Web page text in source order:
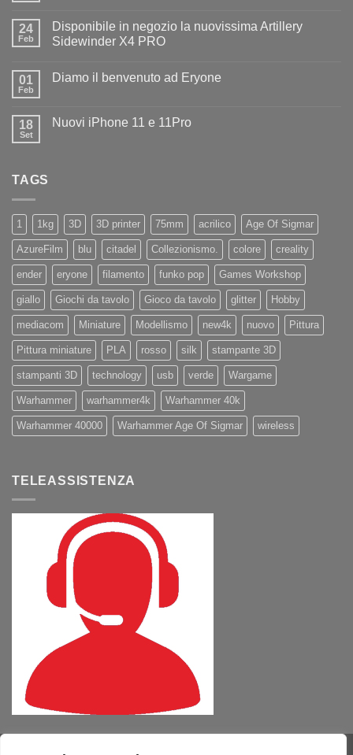
Diamo
il
benvenuto
24
Feb
Disponibile in negozio la nuovissima Artillery
Sidewinder X4 PRO
su
la
nuovissima
01
Feb
Diamo il benvenuto ad Eryone
Diamo
18
Set
Nuovi iPhone 11 e 11Pro
TAGS
1 1kg 3D 3D printer 75mm acrilico Age Of Sigmar
AzureFilm blu citadel Collezionismo. colore creality
ender eryone filamento funko pop Games Workshop
giallo Giochi da tavolo Gioco da tavolo glitter Hobby
mediacom Miniature Modellismo new4k nuovo Pittura
Pittura miniature PLA rosso silk stampante 3D
stampanti 3D technology usb verde Wargame
Warhammer warhammer4k Warhammer 40k
Warhammer 40000 Warhammer Age Of Sigmar wireless
TELEASSISTENZA